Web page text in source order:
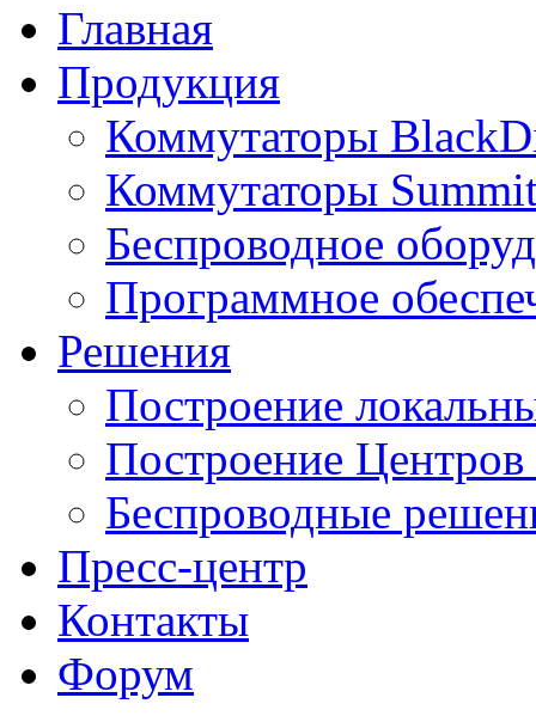
Главная
Продукция
Коммутаторы
Коммутаторы
Беспроводное
Программное
Решения
Построение
Построение
Беспроводные
Пресс-центр
Контакты
Форум